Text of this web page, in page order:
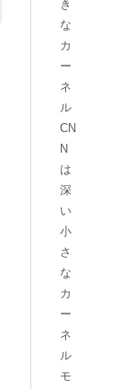
き
な
カ
ー
ネ
ル
CN
N
は
深
い
小
さ
な
カ
ー
ネ
ル
モ